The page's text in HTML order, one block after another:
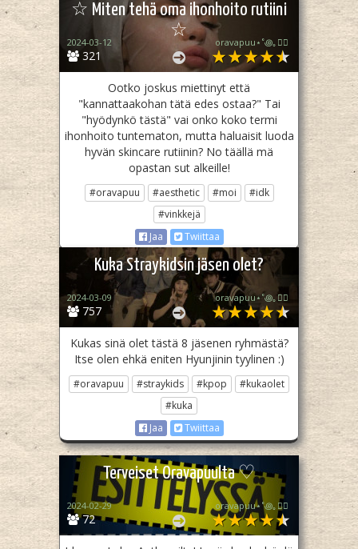
☆ Miten tehä oma ihonhoito rutiini
☆
321
2024-03-12 oravapuu⋆˚꩜｡🏳️‍🌈
Ootko joskus miettinyt että
"kannattaakohan tätä edes ostaa?" Tai
"hyödynkö tästä" vai onko koko termi
ihonhoito tuntematon, mutta haluaisit luoda
hyvän skincare rutiinin? No täällä mä
opastan sut alkeille!
#oravapuu #aesthetic #moi
#idk
#vinkkejä
Jaa
Twiittaa
Kuka Straykidsin jäsen olet?
757
2024-03-09 oravapuu⋆˚꩜｡🏳️‍🌈
Kukas sinä olet tästä 8 jäsenen ryhmästä?
Itse olen ehkä eniten Hyunjinin tyylinen :)
#oravapuu #straykids #kpop
#kukaolet
#kuka
Jaa
Twiittaa
Terveiset Oravapuulta ♡
72
2024-02-29 oravapuu⋆˚꩜｡🏳️‍🌈